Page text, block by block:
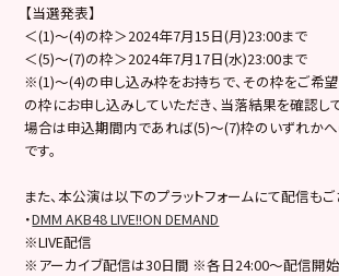
【当選発表】
＜(1)～(4)の枠＞2024年7月15日(月)23:00まで
＜(5)～(7)の枠＞2024年7月17日(水)23:00まで
※(1)～(4)の申し込み枠をお持ちで、その枠をご希
の枠にお申し込みしていただき、当落結果を確認し
場合は申込期間内であれば(5)～(7)枠のいずれか
です。
また、本公演は以下のプラットフォームにて配信もご
・DMM AKB48 LIVE!!ON DEMAND
※LIVE配信
※アーカイブ配信は30日間 ※各日24:00～配信開